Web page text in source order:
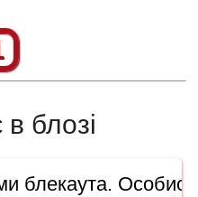
блозі
блекаута.